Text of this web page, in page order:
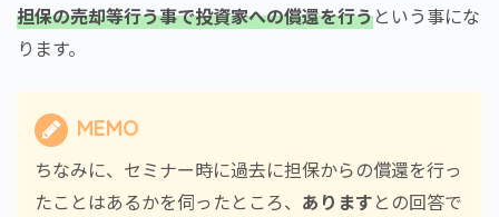
担保の売却等行う事で投資家への償還を行うという事にな
ります。
MEMO
ちなみに、セミナー時に過去に担保からの償還を行っ
たことはあるかを伺ったところ、 ありますとの回答で